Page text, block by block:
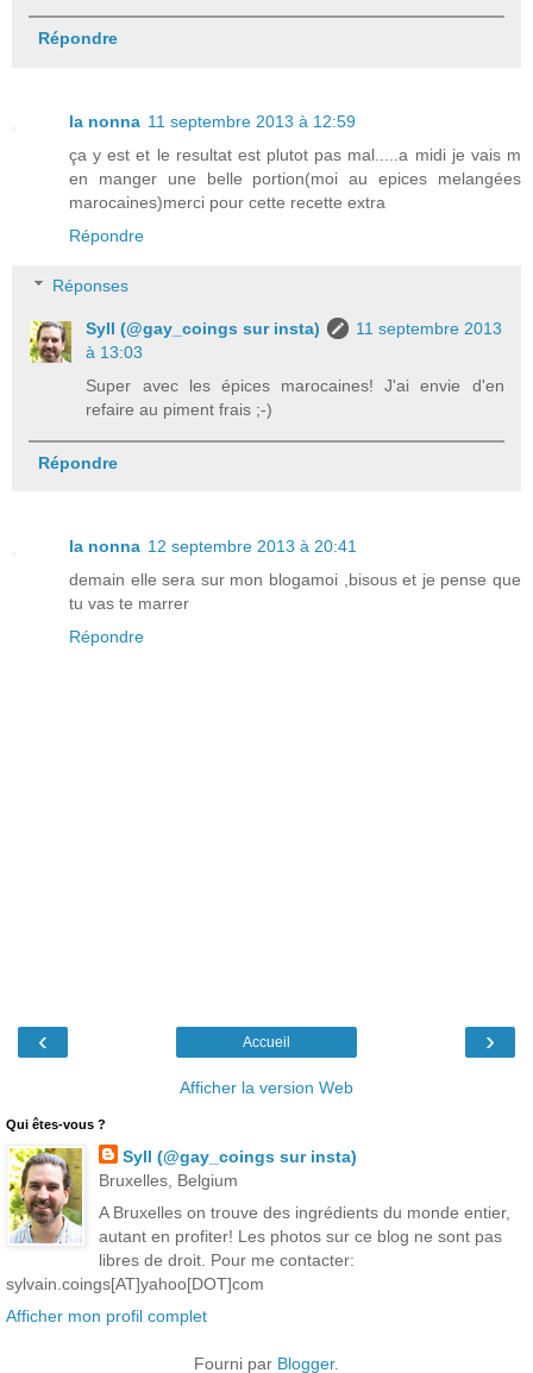
Répondre
la nonna 11 septembre 2013 à 12:59
ça y est et le resultat est plutot pas mal.....a midi je vais m
en manger une belle portion(moi au epices melangées
marocaines)merci pour cette recette extra
Répondre
Réponses
Syll (@gay_coings sur insta)
11 septembre 2013
à 13:03
Super avec les épices marocaines! J'ai envie d'en
refaire au piment frais ;-)
Répondre
la nonna 12 septembre 2013 à 20:41
demain elle sera sur mon blogamoi ,bisous et je pense que
tu vas te marrer
Répondre
‹ ›
Accueil
Afficher la version Web
Qui êtes-vous ?
Syll (@gay_coings sur insta)
Bruxelles, Belgium
A Bruxelles on trouve des ingrédients du monde entier,
autant en profiter! Les photos sur ce blog ne sont pas
libres de droit. Pour me contacter:
sylvain.coings[AT]yahoo[DOT]com
Afficher mon profil complet
Fourni par Blogger.